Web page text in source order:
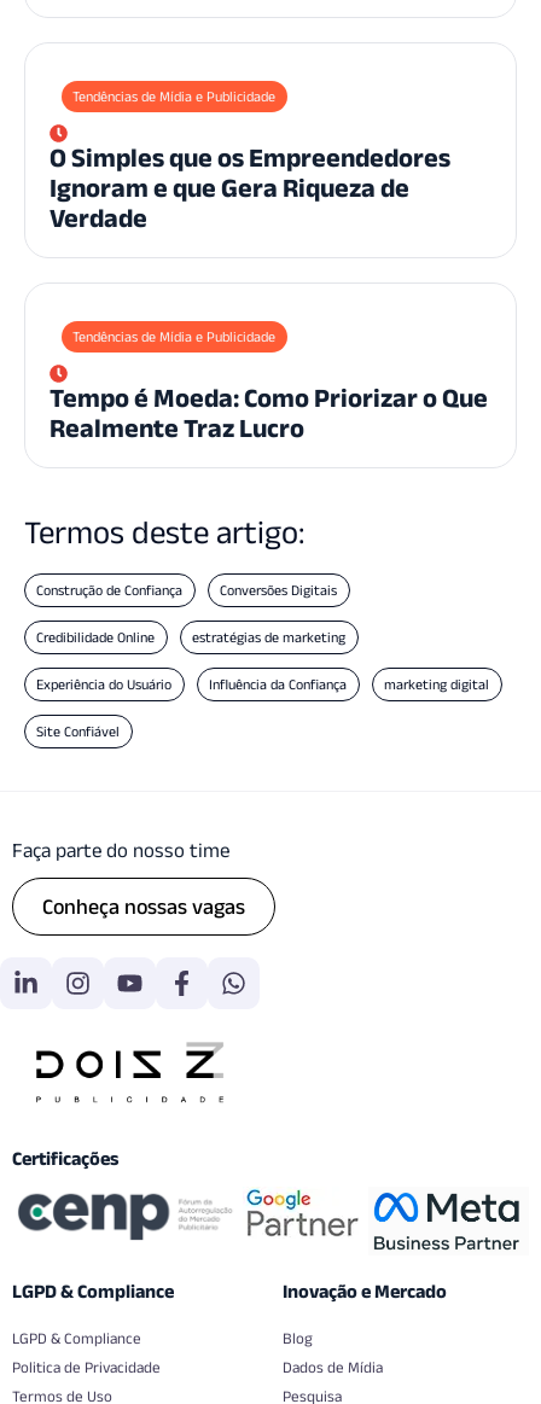
Tendências de Mídia e Publicidade
O Simples que os Empreendedores
Ignoram e que Gera Riqueza de
Verdade
Tendências de Mídia e Publicidade
Tempo é Moeda: Como Priorizar o Que
Realmente Traz Lucro
Termos deste artigo:
Construção de Confiança Conversões Digitais
Credibilidade Online estratégias de marketing
Experiência do Usuário Influência da Confiança marketing digital
Site Confiável
Faça parte do nosso time
Conheça nossas vagas
Certificações
LGPD & Compliance
LGPD & Compliance
Politica de Privacidade
Termos de Uso
Inovação e Mercado
Blog
Dados de Mídia
Pesquisa